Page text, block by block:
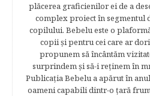
plăcerea graficienilor ei de a
complex proiect în segmentul
copilului. Bebelu este o
copii şi pentru cei care ar
propunem să încântăm
surprindem şi să-i reţinem în
Publicația Bebelu a apărut în
oameni capabili dintr-o ţară